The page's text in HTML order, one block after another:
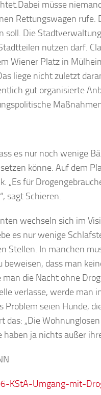
müsse
Rettungswagen rufe.
soll. Die
nutzen darf.
Wiener Platz in
liege nicht zuletzt
gut organisierte
es nur noch wenige
könne. Auf dem
„Es für
sagt Schieren.
wechseln sich im
es nur wenige
Stellen. In manchen
beweisen, dass man
man die Nacht ohne
verlasse, werde man
Problem seien Hunde,
das: „Die
ja nichts außer
KStA-Umgang-mit-